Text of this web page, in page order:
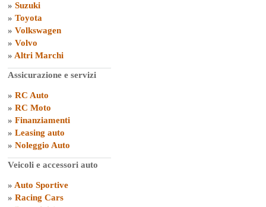
» Suzuki
» Toyota
» Volkswagen
» Volvo
» Altri Marchi
Assicurazione e servizi
» RC Auto
» RC Moto
» Finanziamenti
» Leasing auto
» Noleggio Auto
Veicoli e accessori auto
» Auto Sportive
» Racing Cars